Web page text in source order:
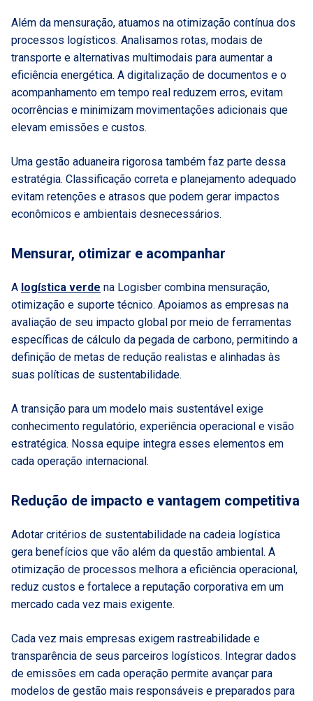
Além da mensuração, atuamos na otimização contínua dos
processos logísticos. Analisamos rotas, modais de
transporte e alternativas multimodais para aumentar a
eficiência energética. A digitalização de documentos e o
acompanhamento em tempo real reduzem erros, evitam
ocorrências e minimizam movimentações adicionais que
elevam emissões e custos.
Uma gestão aduaneira rigorosa também faz parte dessa
estratégia. Classificação correta e planejamento adequado
evitam retenções e atrasos que podem gerar impactos
econômicos e ambientais desnecessários.
Mensurar, otimizar e acompanhar
A logística verde na Logisber combina mensuração,
otimização e suporte técnico. Apoiamos as empresas na
avaliação de seu impacto global por meio de ferramentas
específicas de cálculo da pegada de carbono, permitindo a
definição de metas de redução realistas e alinhadas às
suas políticas de sustentabilidade.
A transição para um modelo mais sustentável exige
conhecimento regulatório, experiência operacional e visão
estratégica. Nossa equipe integra esses elementos em
cada operação internacional.
Redução de impacto e vantagem competitiva
Adotar critérios de sustentabilidade na cadeia logística
gera benefícios que vão além da questão ambiental. A
otimização de processos melhora a eficiência operacional,
reduz custos e fortalece a reputação corporativa em um
mercado cada vez mais exigente.
Cada vez mais empresas exigem rastreabilidade e
transparência de seus parceiros logísticos. Integrar dados
de emissões em cada operação permite avançar para
modelos de gestão mais responsáveis e preparados para